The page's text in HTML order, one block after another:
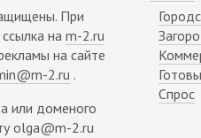
При
на m-2.ru
на сайте
2.ru .
или доменого
olga@m-2.ru
Спрос